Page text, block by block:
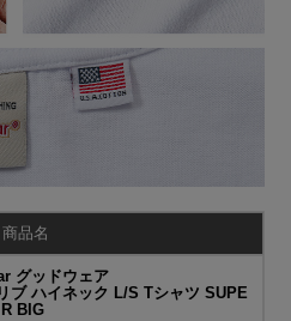
商品名
グッドウェア
ブ ハイネック L/S Tシャツ SUPE
R BIG